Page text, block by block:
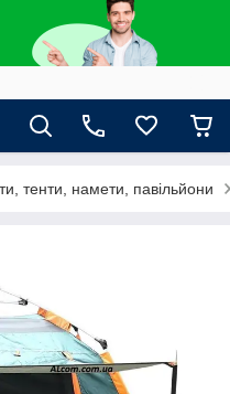
тенти, намети, павільйони